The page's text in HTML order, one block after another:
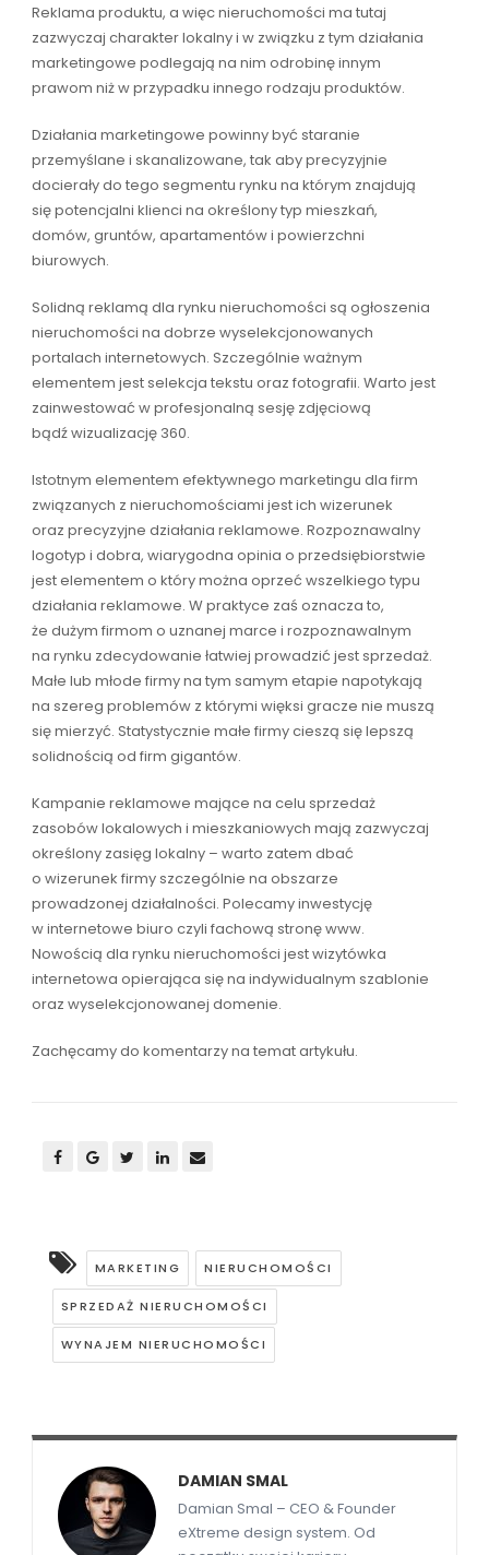
Reklama produktu, a więc nieruchomości ma tutaj
zazwyczaj charakter lokalny i w związku z tym działania
marketingowe podlegają na nim odrobinę innym
prawom niż w przypadku innego rodzaju produktów.
Działania marketingowe powinny być staranie
przemyślane i skanalizowane, tak aby precyzyjnie
docierały do tego segmentu rynku na którym znajdują
się potencjalni klienci na określony typ mieszkań,
domów, gruntów, apartamentów i powierzchni
biurowych.
Solidną reklamą dla rynku nieruchomości są ogłoszenia
nieruchomości na dobrze wyselekcjonowanych
portalach internetowych. Szczególnie ważnym
elementem jest selekcja tekstu oraz fotografii. Warto jest
zainwestować w profesjonalną sesję zdjęciową
bądź wizualizację 360.
Istotnym elementem efektywnego marketingu dla firm
związanych z nieruchomościami jest ich wizerunek
oraz precyzyjne działania reklamowe. Rozpoznawalny
logotyp i dobra, wiarygodna opinia o przedsiębiorstwie
jest elementem o który można oprzeć wszelkiego typu
działania reklamowe. W praktyce zaś oznacza to,
że dużym firmom o uznanej marce i rozpoznawalnym
na rynku zdecydowanie łatwiej prowadzić jest sprzedaż.
Małe lub młode firmy na tym samym etapie napotykają
na szereg problemów z którymi więksi gracze nie muszą
się mierzyć. Statystycznie małe firmy cieszą się lepszą
solidnością od firm gigantów.
Kampanie reklamowe mające na celu sprzedaż
zasobów lokalowych i mieszkaniowych mają zazwyczaj
określony zasięg lokalny – warto zatem dbać
o wizerunek firmy szczególnie na obszarze
prowadzonej działalności. Polecamy inwestycję
w internetowe biuro czyli fachową stronę www.
Nowością dla rynku nieruchomości jest wizytówka
internetowa opierająca się na indywidualnym szablonie
oraz wyselekcjonowanej domenie.
Zachęcamy do komentarzy na temat artykułu.
MARKETING NIERUCHOMOŚCI
SPRZEDAŻ NIERUCHOMOŚCI
WYNAJEM NIERUCHOMOŚCI
DAMIAN SMAL
Damian Smal – CEO & Founder
eXtreme design system. Od